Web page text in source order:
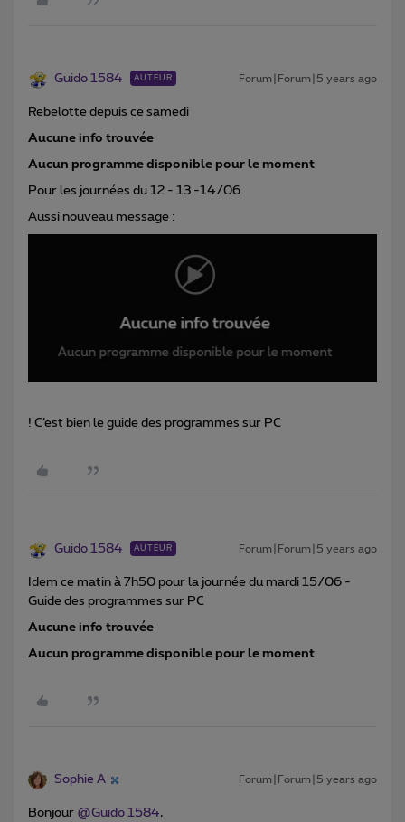
Guido 1584 AUTEUR Forum|Forum|5 years ago
Rebelotte depuis ce samedi
Aucune info trouvée
Aucun programme disponible pour le moment
Pour les journées du 12 - 13 -14/06
Aussi nouveau message :
! C’est bien le guide des programmes sur PC
Guido 1584 AUTEUR Forum|Forum|5 years ago
Idem ce matin à 7h50 pour la journée du mardi 15/06 -
Guide des programmes sur PC
Aucune info trouvée
Aucun programme disponible pour le moment
Sophie A Forum|Forum|5 years ago
Bonjour @Guido 1584,